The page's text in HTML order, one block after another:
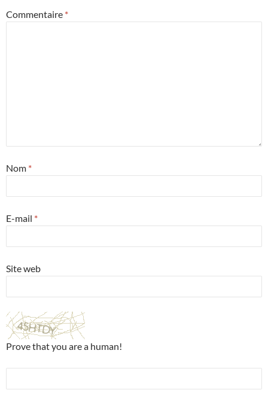
Commentaire *
Nom *
E-mail *
Site web
Prove that you are a human!